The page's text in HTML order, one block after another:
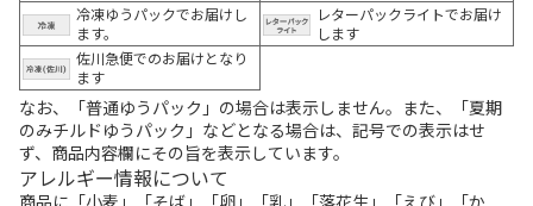
冷凍ゆうパックでお届けし
ます。
レターパックライトでお届け
します
佐川急便でのお届けとなり
ます
なお、「普通ゆうパック」の場合は表示しません。また、「夏期
のみチルドゆうパック」などとなる場合は、記号での表示はせ
ず、商品内容欄にその旨を表示しています。
アレルギー情報について
商品に「小麦」「そば」「卵」「乳」「落花生」「えび」「か